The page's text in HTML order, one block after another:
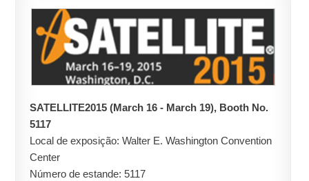
SATELLITE2015 (March 16 - March 19), Booth No.
5117
Local de exposição: Walter E. Washington Convention
Center
Número de estande: 5117